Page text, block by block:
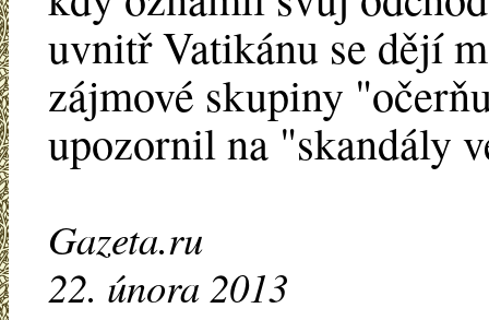
uvnitř Vatikánu se dějí
zájmové skupiny
upozornil na "skandály
Gazeta.ru
22. února 2013